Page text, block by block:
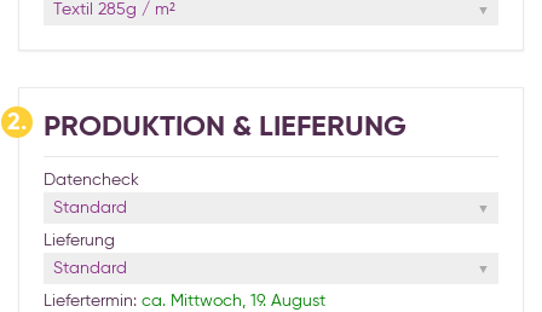
Textil 285g / m²
2. PRODUKTION & LIEFERUNG
Datencheck
Standard
Lieferung
Standard
Liefertermin: ca. Mittwoch, 19. August